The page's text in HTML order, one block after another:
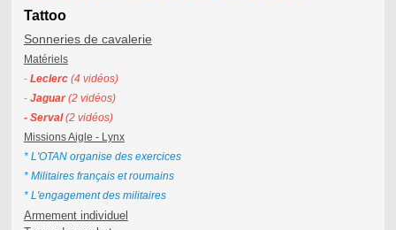
Tattoo
Sonneries de cavalerie
Matériels
- Leclerc (4 vidéos)
- Jaguar (2 vidéos)
- Serval(2 vidéos)
Missions Aigle - Lynx
* L'OTAN organise des exercices
* Militaires français et roumains
* L'engagement des militaires
Armement individuel